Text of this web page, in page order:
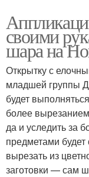
своими
шара на
Открытку с
младшей группы
будет
более
да и уследить за
предметами
вырезать из
заготовки — сам